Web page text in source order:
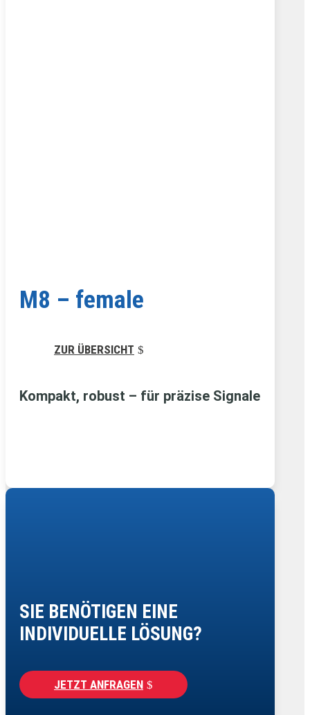
M8 – female
ZUR ÜBERSICHT
Kompakt, robust – für präzise Signale
SIE BENÖTIGEN EINE
INDIVIDUELLE LÖSUNG?
JETZT ANFRAGEN